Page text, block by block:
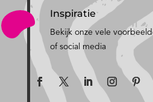
Inspiratie
Bekijk onze vele
of social media